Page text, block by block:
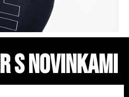
s novinkami